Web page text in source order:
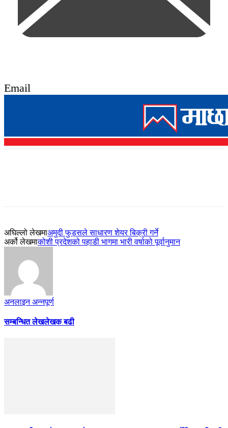
Email
अघिल्लो लेखमाअमुदी फुड्सले साधारण शेयर बिक्री गर्ने
अर्को लेखमाकोशी प्रदेशको पहाडी भागमा भारी वर्षाको पूर्वानुमान
अनलाइन अन्नपूर्ण
सम्बन्धित लेखलेखक बढी